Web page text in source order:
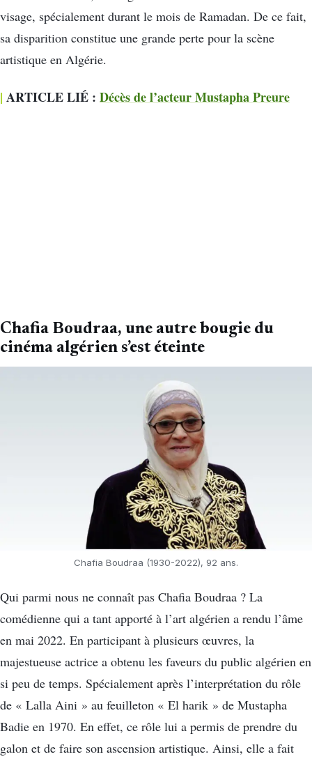
visage, spécialement durant le mois de Ramadan. De ce fait,
sa disparition constitue une grande perte pour la scène
artistique en Algérie.
| ARTICLE LIÉ : Décès de l’acteur Mustapha Preure
Chafia Boudraa, une autre bougie du
cinéma algérien s’est éteinte
Chafia Boudraa (1930-2022), 92 ans.
Qui parmi nous ne connaît pas Chafia Boudraa ? La
comédienne qui a tant apporté à l’art algérien a rendu l’âme
en mai 2022. En participant à plusieurs œuvres, la
majestueuse actrice a obtenu les faveurs du public algérien en
si peu de temps. Spécialement après l’interprétation du rôle
de « Lalla Aini » au feuilleton « El harik » de Mustapha
Badie en 1970. En effet, ce rôle lui a permis de prendre du
galon et de faire son ascension artistique. Ainsi, elle a fait